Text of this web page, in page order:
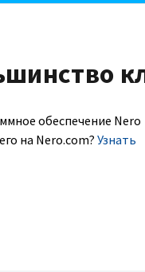
обеспечение Nero
на Nero.com? Узнать